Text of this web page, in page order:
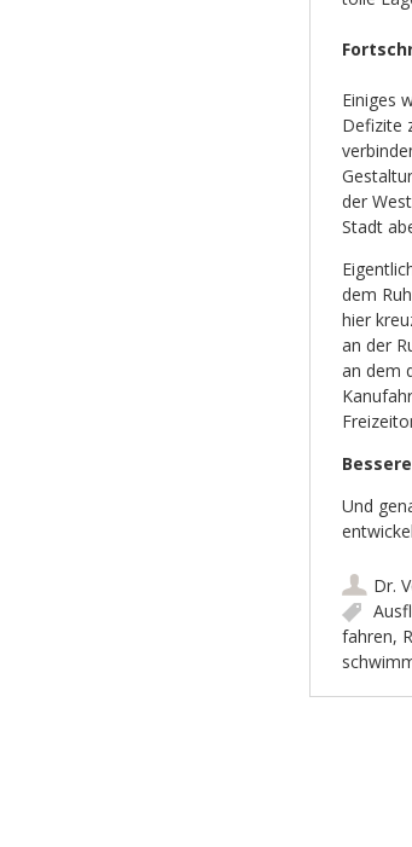
Einiges
Defizite
der
Stadt
dem
hier
an der
an dem
Und
Dr.
fahren,